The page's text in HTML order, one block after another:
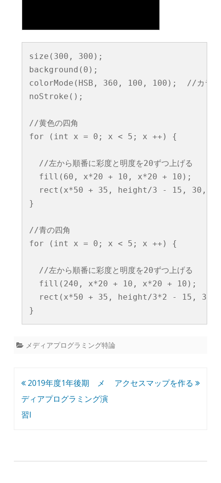
size(300, 300);
background(0);
colorMode(HSB, 360, 100, 100);  //カラーモ
noStroke();
//黄色の四角
for (int x = 0; x < 5; x ++) {
  //左から順番に彩度と明度を20ずつ上げる
  fill(60, x*20 + 10, x*20 + 10);
rect(x*50 + 35, height/3 - 15, 30,
}
//青の四角
for (int x = 0; x < 5; x ++) {
  //左から順番に彩度と明度を20ずつ上げる
  fill(240, x*20 + 10, x*20 + 10);
rect(x*50 + 35, height/3*2 - 15, 30,
メディアプログラミング特論
投
稿
ナ
2019年度1年後期 メ
ディアプログラミング演
習I
アクセスマップを作る